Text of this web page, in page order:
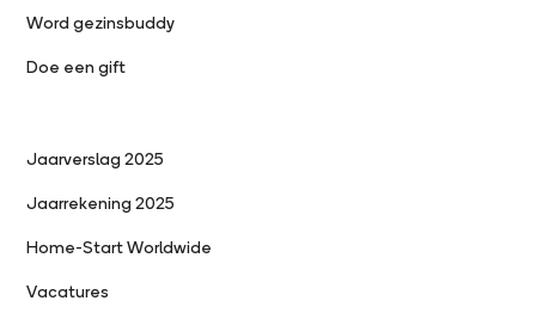
Word gezinsbuddy
Doe een gift
Jaarverslag 2025
Jaarrekening 2025
Home-Start Worldwide
Vacatures